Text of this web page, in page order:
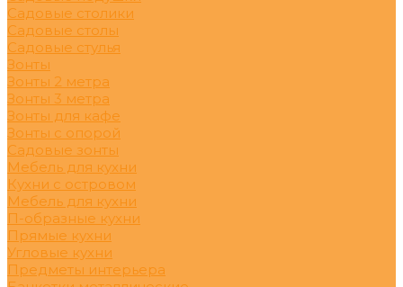
Садовые столики
Садовые столы
Садовые стулья
Зонты
Зонты 2 метра
Зонты 3 метра
Зонты для кафе
Зонты с опорой
Садовые зонты
Мебель для кухни
Кухни с островом
Мебель для кухни
П-образные кухни
Прямые кухни
Угловые кухни
Предметы интерьера